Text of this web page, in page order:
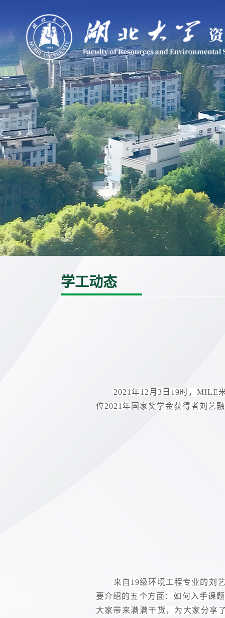
学工动态
2021年12月3日19时，MILE
位2021年国家奖学金获得者刘艺
来自 19级环境工程专业的刘
要介绍的五个方面：如何入手课
大家带来满满干货，为大家分享